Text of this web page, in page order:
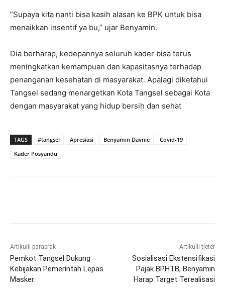
”Supaya kita nanti bisa kasih alasan ke BPK untuk bisa
menaikkan insentif ya bu,” ujar Benyamin.
Dia berharap, kedepannya seluruh kader bisa terus
meningkatkan kemampuan dan kapasitasnya terhadap
penanganan kesehatan di masyarakat. Apalagi diketahui
Tangsel sedang menargetkan Kota Tangsel sebagai Kota
dengan masyarakat yang hidup bersih dan sehat
TAGS #tangsel Apresiasi Benyamin Davnie
Covid-19
Kader Posyandu
Artikulli paraprak
Pemkot Tangsel Dukung
Kebijakan Pemerintah Lepas
Masker
Artikulli tjetër
Sosialisasi Ekstensifikasi
Pajak BPHTB, Benyamin
Harap Target Terealisasi